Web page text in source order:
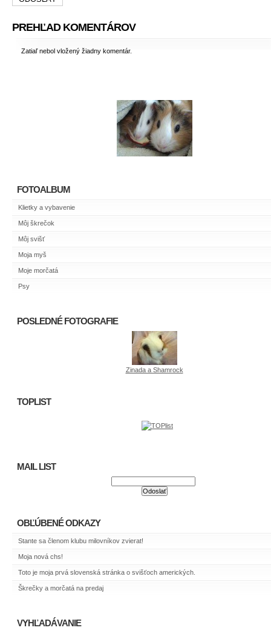
PREHĽAD KOMENTÁROV
Zatiaľ nebol vložený žiadny komentár.
FOTOALBUM
Klietky a vybavenie
Môj škrečok
Môj svišť
Moja myš
Moje morčatá
Psy
POSLEDNÉ FOTOGRAFIE
Zinada a Shamrock
TOPLIST
MAIL LIST
OBĽÚBENÉ ODKAZY
Stante sa členom klubu milovníkov zvierat!
Moja nová chs!
Toto je moja prvá slovenská stránka o svišťoch amerických.
Škrečky a morčatá na predaj
VYHĽADÁVANIE